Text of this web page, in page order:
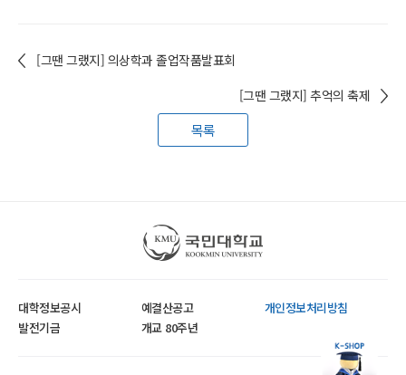
[그땐 그랬지] 의상학과 졸업작품발표회
[그땐 그랬지] 추억의 축제
목록
국민대학교
대학정보공시 예결산공고
개인정보처리방침
발전기금
개교 80주년